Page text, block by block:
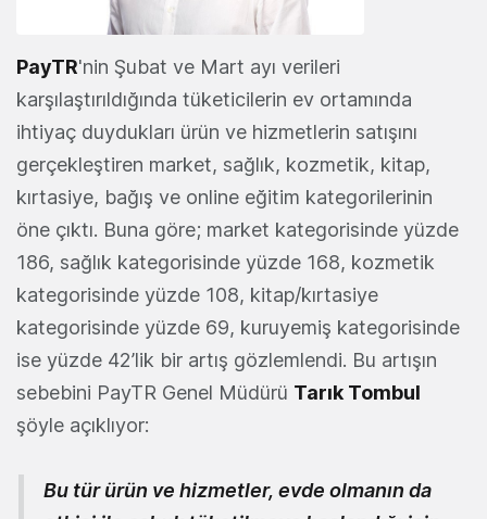
PayTR'nin Şubat ve Mart ayı verileri
karşılaştırıldığında tüketicilerin ev ortamında
ihtiyaç duydukları ürün ve hizmetlerin satışını
gerçekleştiren market, sağlık, kozmetik, kitap,
kırtasiye, bağış ve online eğitim kategorilerinin
öne çıktı. Buna göre; market kategorisinde yüzde
186, sağlık kategorisinde yüzde 168, kozmetik
kategorisinde yüzde 108, kitap/kırtasiye
kategorisinde yüzde 69, kuruyemiş kategorisinde
ise yüzde 42’lik bir artış gözlemlendi. Bu artışın
sebebini PayTR Genel Müdürü Tarık Tombul
şöyle açıklıyor:
Bu tür ürün ve hizmetler, evde olmanın da